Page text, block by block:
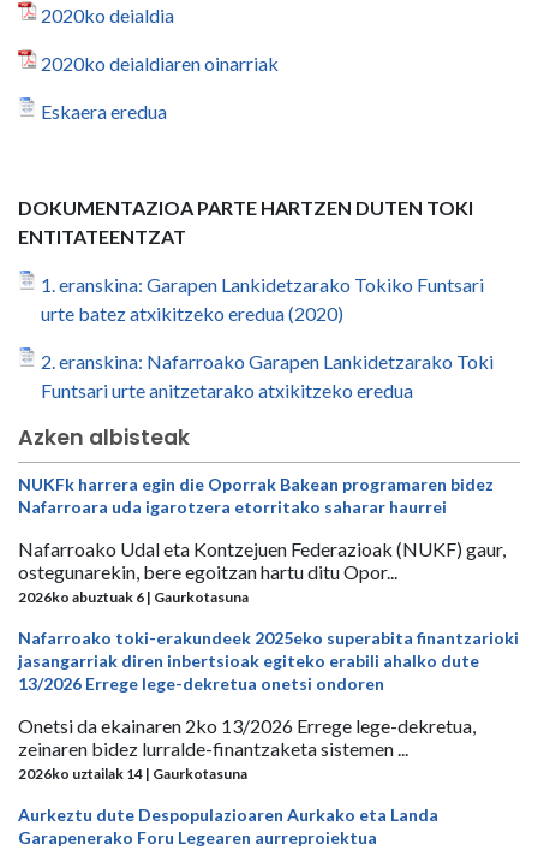
2020ko deialdia
2020ko deialdiaren oinarriak
Eskaera eredua
DOKUMENTAZIOA PARTE HARTZEN DUTEN TOKI
ENTITATEENTZAT
1. eranskina: Garapen Lankidetzarako Tokiko Funtsari
urte batez atxikitzeko eredua (2020)
2. eranskina: Nafarroako Garapen Lankidetzarako Toki
Funtsari urte anitzetarako atxikitzeko eredua
Azken albisteak
NUKFk harrera egin die Oporrak Bakean programaren bidez
Nafarroara uda igarotzera etorritako saharar haurrei
Nafarroako Udal eta Kontzejuen Federazioak (NUKF) gaur,
ostegunarekin, bere egoitzan hartu ditu Opor...
2026ko abuztuak 6 | Gaurkotasuna
Nafarroako toki-erakundeek 2025eko superabita finantzarioki
jasangarriak diren inbertsioak egiteko erabili ahalko dute
13/2026 Errege lege-dekretua onetsi ondoren
Onetsi da ekainaren 2ko 13/2026 Errege lege-dekretua,
zeinaren bidez lurralde-finantzaketa sistemen ...
2026ko uztailak 14 | Gaurkotasuna
Aurkeztu dute Despopulazioaren Aurkako eta Landa
Garapenerako Foru Legearen aurreproiektua